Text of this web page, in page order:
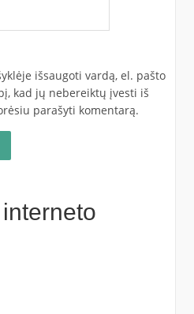
išsaugoti vardą, el. pašto
kad jų nebereiktų įvesti iš
parašyti komentarą.